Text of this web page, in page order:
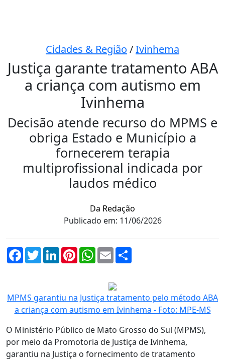
Cidades & Região /Ivinhema
Justiça garante tratamento ABA
a criança com autismo em
Ivinhema
Decisão atende recurso do MPMS e
obriga Estado e Município a
fornecerem terapia
multiprofissional indicada por
laudos médico
Da Redação
Publicado em: 11/06/2026
Facebook
TwitterLinkedInPinterestWhatsApp
Email
MPMS garantiu na Justiça tratamento pelo método ABA
a criança com autismo em Ivinhema - Foto: MPE-MS
O Ministério Público de Mato Grosso do Sul (MPMS),
por meio da Promotoria de Justiça de Ivinhema,
garantiu na Justiça o fornecimento de tratamento